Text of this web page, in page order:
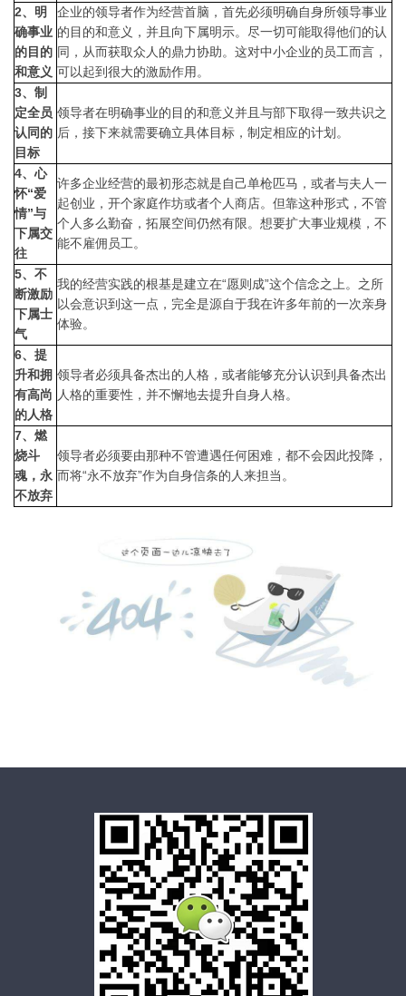
2、明
确事业
的目的
和意义
企业的领导者作为经营首脑，首先必须明确自身所领导事业
的目的和意义，并且向下属明示。尽一切可能取得他们的认
同，从而获取众人的鼎力协助。 这对中小企业的员工而言，
可以起到很大的激励作用。
3、制
定全员
认同的
目标
领导者在明确事业的目的和意义并且与部下取得一致共识之
后，接下来就需要确立具体目标，制定相应的计划。
4、心
怀“爱
情”与
下属交
往
许多企业经营的最初形态就是自己单枪匹马，或者与夫人一
起创业，开个家庭作坊或者个人商店。但靠这种形式，不管
个人多么勤奋，拓展空间仍然有限。想要扩大事业规模，不
能不雇佣员工。
5、不
断激励
下属士
气
我的经营实践的根基是建立在“愿则成”这个信念之上。之所
以会意识到这一点，完全是源自于我在许多年前的一次亲身
体验。
6、提
升和拥
有高尚
的人格
领导者必须具备杰出的人格，或者能够充分认识到具备杰出
人格的重要性，并不懈地去提升自身人格。
7、燃
烧斗
魂，永
不放弃
领导者必须要由那种不管遭遇任何困难，都不会因此投降，
而将“永不放弃”作为自身信条的人来担当。